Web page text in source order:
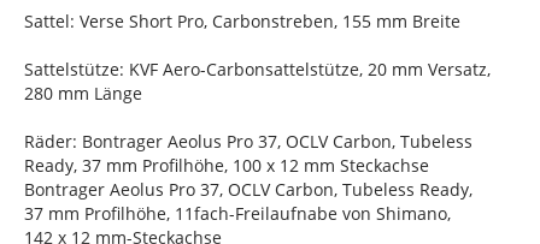
Sattel: Verse Short Pro, Carbonstreben, 155 mm Breite
Sattelstütze: KVF Aero-Carbonsattelstütze, 20 mm Versatz,
280 mm Länge
Räder: Bontrager Aeolus Pro 37, OCLV Carbon, Tubeless
Ready, 37 mm Profilhöhe, 100 x 12 mm Steckachse
Bontrager Aeolus Pro 37, OCLV Carbon, Tubeless Ready,
37 mm Profilhöhe, 11fach-Freilaufnabe von Shimano,
142 x 12 mm-Steckachse